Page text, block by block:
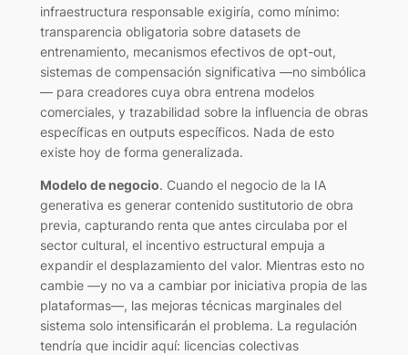
infraestructura responsable exigiría, como mínimo:
transparencia obligatoria sobre datasets de
entrenamiento, mecanismos efectivos de opt-out,
sistemas de compensación significativa —no simbólica
— para creadores cuya obra entrena modelos
comerciales, y trazabilidad sobre la influencia de obras
específicas en outputs específicos. Nada de esto
existe hoy de forma generalizada.
Modelo de negocio. Cuando el negocio de la IA
generativa es generar contenido sustitutorio de obra
previa, capturando renta que antes circulaba por el
sector cultural, el incentivo estructural empuja a
expandir el desplazamiento del valor. Mientras esto no
cambie —y no va a cambiar por iniciativa propia de las
plataformas—, las mejoras técnicas marginales del
sistema solo intensificarán el problema. La regulación
tendría que incidir aquí: licencias colectivas